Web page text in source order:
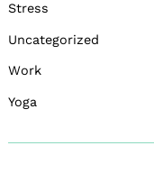
Stress
Uncategorized
Work
Yoga